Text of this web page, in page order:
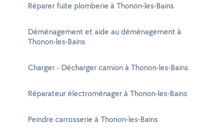
Réparer fuite plomberie à Thonon-les-Bains
Déménagement et aide au déménagement à
Thonon-les-Bains
Charger - Décharger camion à Thonon-les-Bains
Réparateur électroménager à Thonon-les-Bains
Peindre carrosserie à Thonon-les-Bains